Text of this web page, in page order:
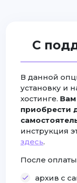
С
В данной
установку и
хостинге.
приобрести
инструкция
здесь.
После оплаты
архив с